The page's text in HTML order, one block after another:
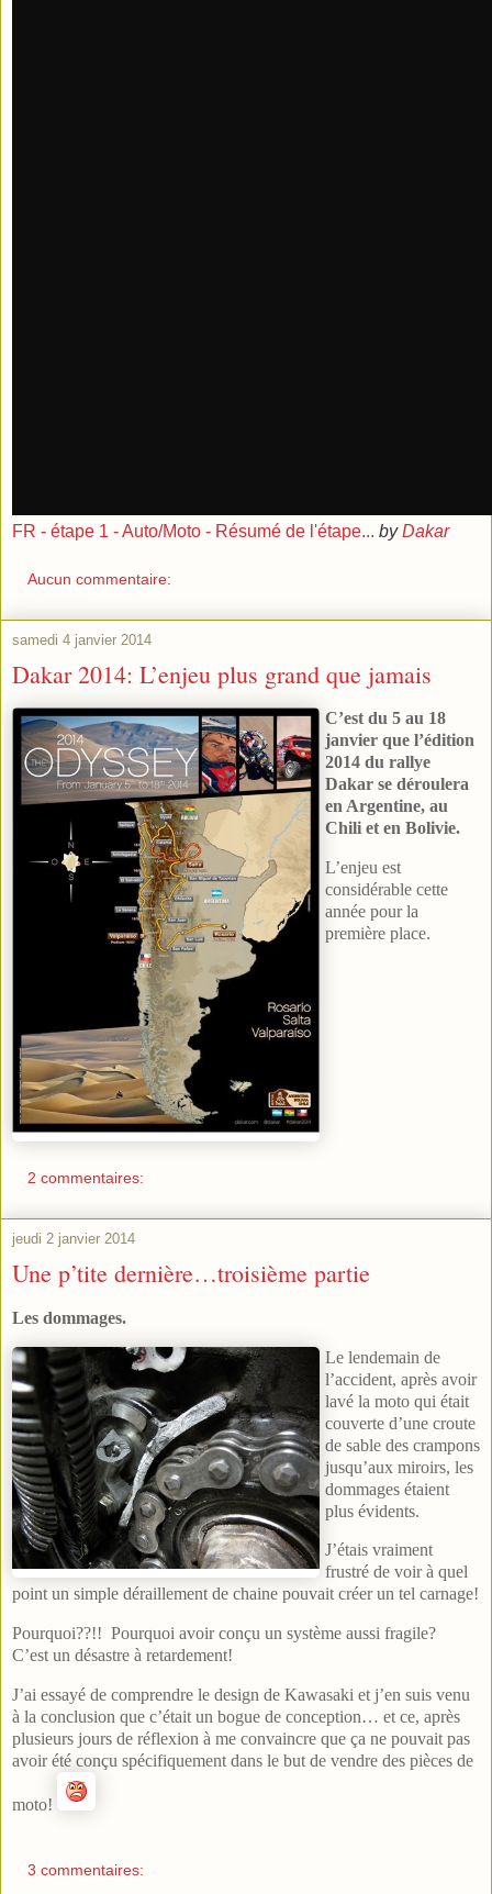
FR - étape 1 - Auto/Moto - Résumé de l'étape... byDakar
Aucun commentaire:
samedi 4 janvier 2014
Dakar 2014: L’enjeu plus grand que jamais
C’est du 5 au 18
janvier que l’édition
2014 du rallye
Dakar se déroulera
en Argentine, au
Chili et en Bolivie.
L’enjeu est
considérable cette
année pour la
première place.
2 commentaires:
jeudi 2 janvier 2014
Une p’tite dernière…troisième partie
Les dommages.
Le lendemain de
l’accident, après avoir
lavé la moto qui était
couverte d’une croute
de sable des crampons
jusqu’aux miroirs, les
dommages étaient
plus évidents.
J’étais vraiment
frustré de voir à quel
point un simple déraillement de chaine pouvait créer un tel carnage!
Pourquoi??!! Pourquoi avoir conçu un système aussi fragile?
C’est un désastre à retardement!
J’ai essayé de comprendre le design de Kawasaki et j’en suis venu
à la conclusion que c’était un bogue de conception… et ce, après
plusieurs jours de réflexion à me convaincre que ça ne pouvait pas
avoir été conçu spécifiquement dans le but de vendre des pièces de
moto!
3 commentaires: